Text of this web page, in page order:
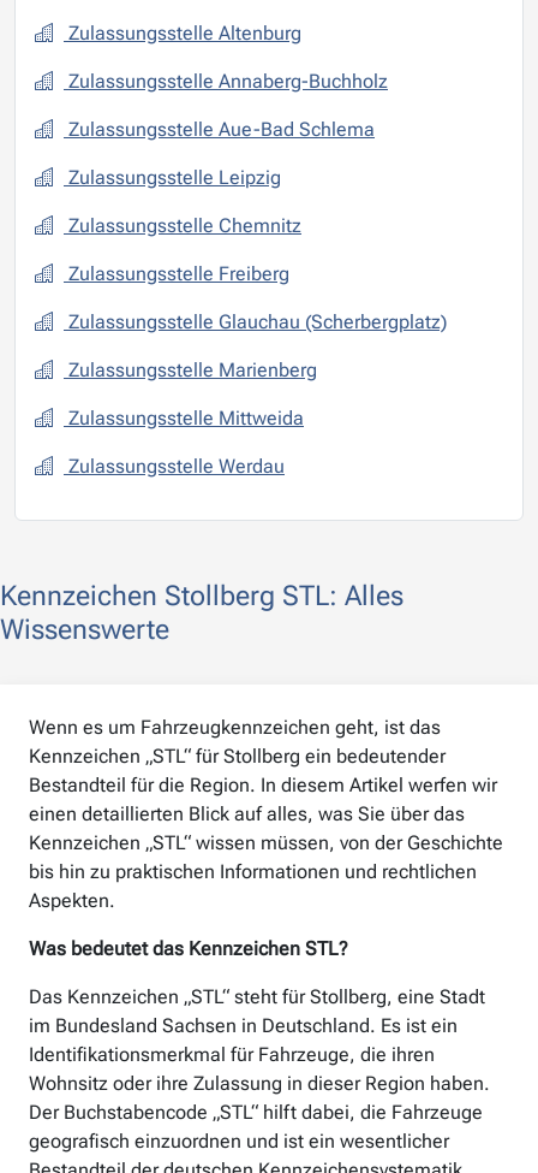
Zulassungsstelle Altenburg
Zulassungsstelle Annaberg-Buchholz
Zulassungsstelle Aue-Bad Schlema
Zulassungsstelle Leipzig
Zulassungsstelle Chemnitz
Zulassungsstelle Freiberg
Zulassungsstelle Glauchau (Scherbergplatz)
Zulassungsstelle Marienberg
Zulassungsstelle Mittweida
Zulassungsstelle Werdau
Kennzeichen Stollberg STL: Alles
Wissenswerte
Wenn es um Fahrzeugkennzeichen geht, ist das
Kennzeichen „STL“ für Stollberg ein bedeutender
Bestandteil für die Region. In diesem Artikel werfen wir
einen detaillierten Blick auf alles, was Sie über das
Kennzeichen „STL“ wissen müssen, von der Geschichte
bis hin zu praktischen Informationen und rechtlichen
Aspekten.
Was bedeutet das Kennzeichen STL?
Das Kennzeichen „STL“ steht für Stollberg, eine Stadt
im Bundesland Sachsen in Deutschland. Es ist ein
Identifikationsmerkmal für Fahrzeuge, die ihren
Wohnsitz oder ihre Zulassung in dieser Region haben.
Der Buchstabencode „STL“ hilft dabei, die Fahrzeuge
geografisch einzuordnen und ist ein wesentlicher